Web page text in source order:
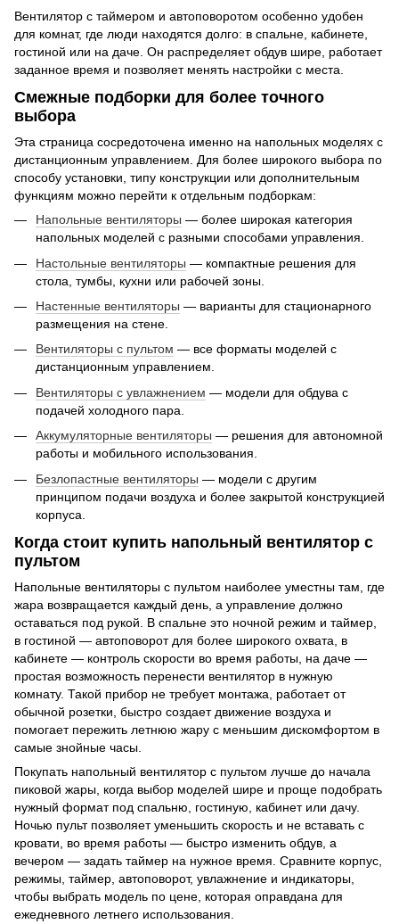
Вентилятор с таймером и автоповоротом особенно удобен
для комнат, где люди находятся долго: в спальне, кабинете,
гостиной или на даче. Он распределяет обдув шире, работает
заданное время и позволяет менять настройки с места.
Смежные подборки для более точного
выбора
Эта страница сосредоточена именно на напольных моделях с
дистанционным управлением. Для более широкого выбора по
способу установки, типу конструкции или дополнительным
функциям можно перейти к отдельным подборкам:
Напольные вентиляторы — более широкая категория
напольных моделей с разными способами управления.
Настольные вентиляторы — компактные решения для
стола, тумбы, кухни или рабочей зоны.
Настенные вентиляторы — варианты для стационарного
размещения на стене.
Вентиляторы с пультом — все форматы моделей с
дистанционным управлением.
Вентиляторы с увлажнением — модели для обдува с
подачей холодного пара.
Аккумуляторные вентиляторы — решения для автономной
работы и мобильного использования.
Безлопастные вентиляторы — модели с другим
принципом подачи воздуха и более закрытой конструкцией
корпуса.
Когда стоит купить напольный вентилятор с
пультом
Напольные вентиляторы с пультом наиболее уместны там, где
жара возвращается каждый день, а управление должно
оставаться под рукой. В спальне это ночной режим и таймер,
в гостиной — автоповорот для более широкого охвата, в
кабинете — контроль скорости во время работы, на даче —
простая возможность перенести вентилятор в нужную
комнату. Такой прибор не требует монтажа, работает от
обычной розетки, быстро создает движение воздуха и
помогает пережить летнюю жару с меньшим дискомфортом в
самые знойные часы.
Покупать напольный вентилятор с пультом лучше до начала
пиковой жары, когда выбор моделей шире и проще подобрать
нужный формат под спальню, гостиную, кабинет или дачу.
Ночью пульт позволяет уменьшить скорость и не вставать с
кровати, во время работы — быстро изменить обдув, а
вечером — задать таймер на нужное время. Сравните корпус,
режимы, таймер, автоповорот, увлажнение и индикаторы,
чтобы выбрать модель по цене, которая оправдана для
ежедневного летнего использования.